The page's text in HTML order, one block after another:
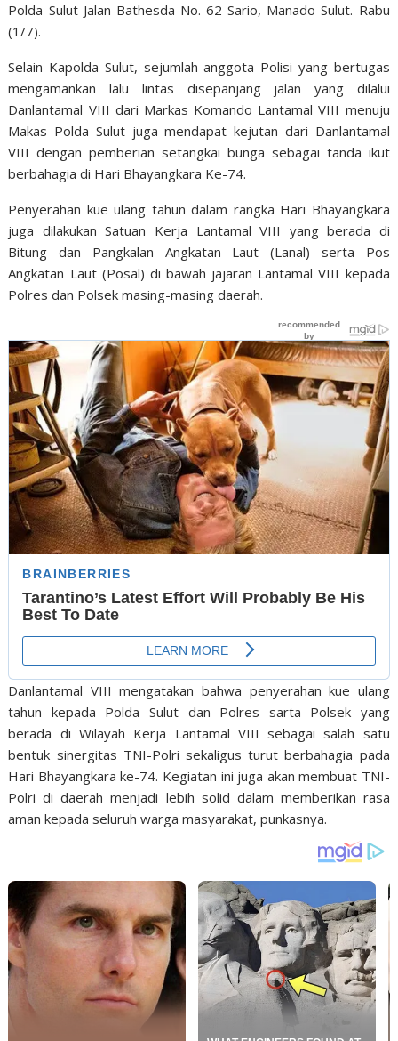
Polda Sulut Jalan Bathesda No. 62 Sario, Manado Sulut. Rabu
(1/7).
Selain Kapolda Sulut, sejumlah anggota Polisi yang bertugas
mengamankan lalu lintas disepanjang jalan yang dilalui
Danlantamal VIII dari Markas Komando Lantamal VIII menuju
Makas Polda Sulut juga mendapat kejutan dari Danlantamal
VIII dengan pemberian setangkai bunga sebagai tanda ikut
berbahagia di Hari Bhayangkara Ke-74.
Penyerahan kue ulang tahun dalam rangka Hari Bhayangkara
juga dilakukan Satuan Kerja Lantamal VIII yang berada di
Bitung dan Pangkalan Angkatan Laut (Lanal) serta Pos
Angkatan Laut (Posal) di bawah jajaran Lantamal VIII kepada
Polres dan Polsek masing-masing daerah.
Danlantamal VIII mengatakan bahwa penyerahan kue ulang
tahun kepada Polda Sulut dan Polres sarta Polsek yang
berada di Wilayah Kerja Lantamal VIII sebagai salah satu
bentuk sinergitas TNI-Polri sekaligus turut berbahagia pada
Hari Bhayangkara ke-74. Kegiatan ini juga akan membuat TNI-
Polri di daerah menjadi lebih solid dalam memberikan rasa
aman kepada seluruh warga masyarakat, punkasnya.